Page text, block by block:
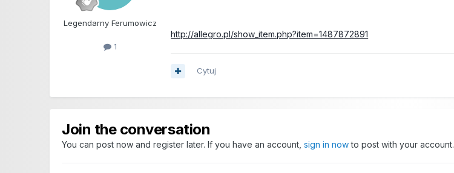
Legendarny Ferumowicz
1
http://allegro.pl/show_item.php?item=1487872891
Cytuj
Join the conversation
You can post now and register later. If you have an account,sign in nowto post with your account.